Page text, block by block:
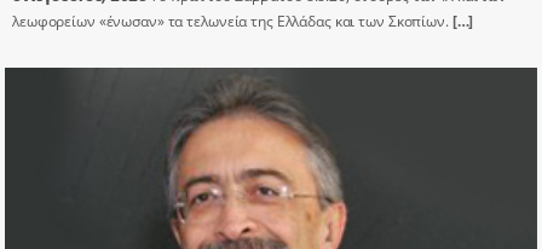
λεωφορείων «ένωσαν» τα τελωνεία της Ελλάδας και των Σκοπίων.[…]